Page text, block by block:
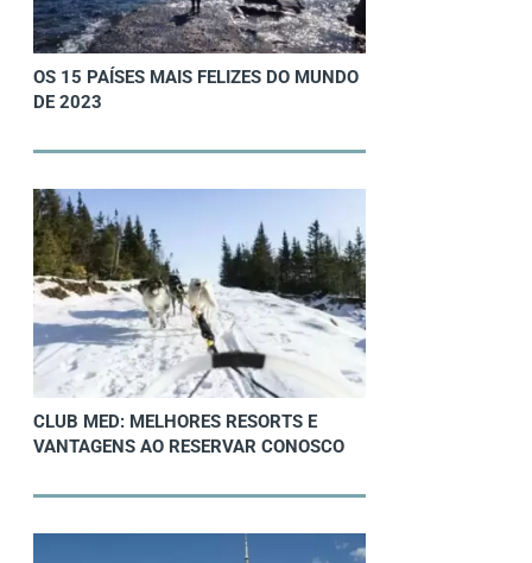
OS 15 PAÍSES MAIS FELIZES DO MUNDO
DE 2023
CLUB MED: MELHORES RESORTS E
VANTAGENS AO RESERVAR CONOSCO